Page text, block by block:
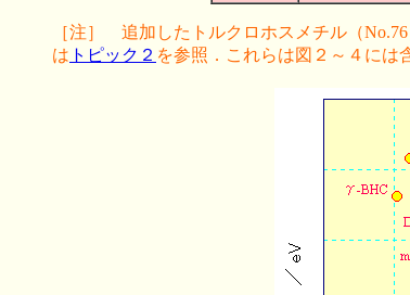
［注］ 追加したトルクロホスメチル（
は トピック２ を参照．これらは図２～４には